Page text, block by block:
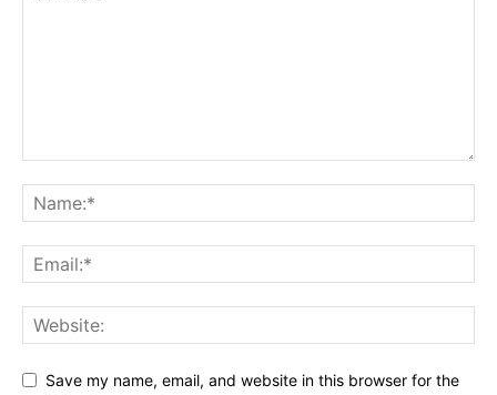
Save my name, email, and website in this browser for the